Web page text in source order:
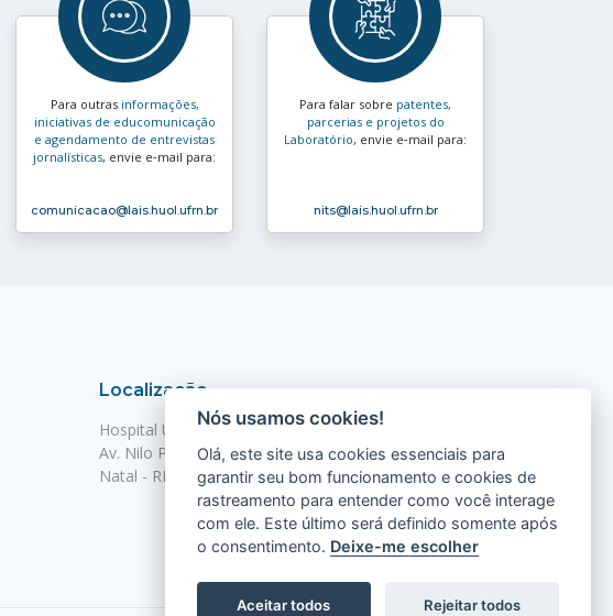
Para outras informações,
iniciativas de educomunicação
e agendamento de entrevistas
jornalísticas, envie e‑mail para:
comunicacao@lais.huol.ufrn.br
Para falar sobre patentes,
parcerias e projetos do
Laboratório, envie e‑mail para:
nits@lais.huol.ufrn.br
Localização
Hospital Universitário Onofre Lopes - HUOL
Av. Nilo Peçanha, 620 - Petrópolis
Natal - RN, 59012-300
Nós usamos cookies!
Olá, este site usa cookies essenciais para
garantir seu bom funcionamento e cookies de
rastreamento para entender como você interage
com ele. Este último será definido somente após
o consentimento. Deixe-me escolher
Aceitar todos Rejeitar todos